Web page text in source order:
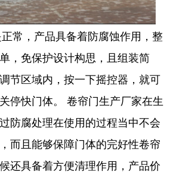
，产品具备着防腐蚀作用，整
，免保护设计构思，且组装简
节区域内，按一下摇控器，就可
停快门体。 卷帘门生产厂家在生
防腐处理在使用的过程当中不会
而且能够保障门体的完好性卷帘
还具备着方便清理作用，产品价